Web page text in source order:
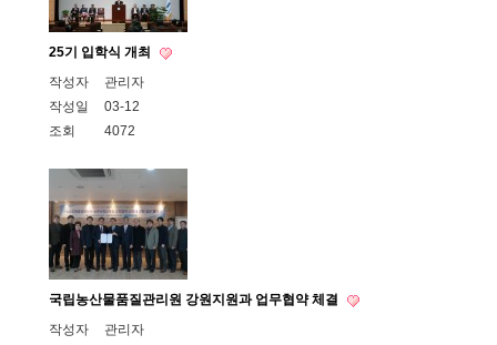
25기 입학식 개최
작성자
관리자
작성일
03-12
조회
4072
국립농산물품질관리원 강원지원과 업무협약 체결
작성자
관리자